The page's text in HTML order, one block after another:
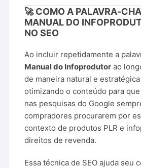
🚀 COMO A
MANUAL DO
NO SEO
Ao incluir repetidamente a
Manual do Infoprodutor ao
de maneira natural e
otimizando o conteúdo para
nas pesquisas do Google
compradores procurarem por
contexto de produtos PLR e
direitos de revenda.
Essa técnica de SEO ajuda seu